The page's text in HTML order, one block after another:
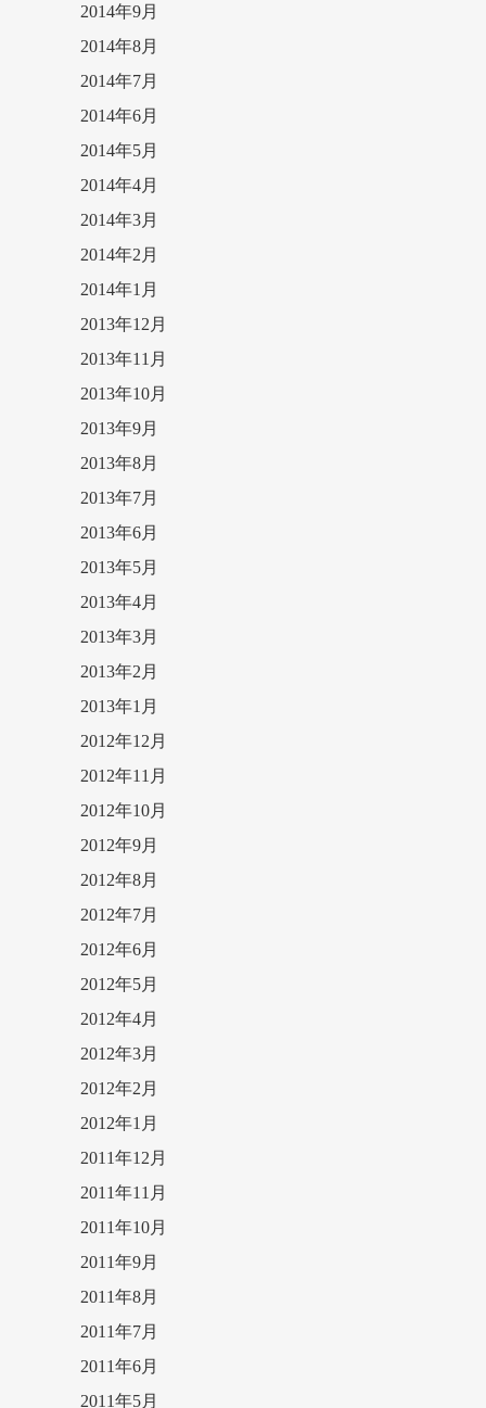
2014年9月
2014年8月
2014年7月
2014年6月
2014年5月
2014年4月
2014年3月
2014年2月
2014年1月
2013年12月
2013年11月
2013年10月
2013年9月
2013年8月
2013年7月
2013年6月
2013年5月
2013年4月
2013年3月
2013年2月
2013年1月
2012年12月
2012年11月
2012年10月
2012年9月
2012年8月
2012年7月
2012年6月
2012年5月
2012年4月
2012年3月
2012年2月
2012年1月
2011年12月
2011年11月
2011年10月
2011年9月
2011年8月
2011年7月
2011年6月
2011年5月